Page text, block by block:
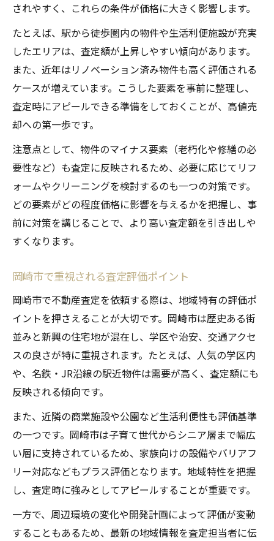
されやすく、これらの条件が価格に大きく影響します。
たとえば、駅から徒歩圏内の物件や生活利便施設が充実
したエリアは、査定額が上昇しやすい傾向があります。
また、近年はリノベーション済み物件も高く評価される
ケースが増えています。こうした要素を事前に整理し、
査定時にアピールできる準備をしておくことが、高値売
却への第一歩です。
注意点として、物件のマイナス要素（老朽化や修繕の必
要性など）も査定に反映されるため、必要に応じてリフ
ォームやクリーニングを検討するのも一つの対策です。
どの要素がどの程度価格に影響を与えるかを把握し、事
前に対策を講じることで、より高い査定額を引き出しや
すくなります。
岡崎市で重視される査定評価ポイント
岡崎市で不動産査定を依頼する際は、地域特有の評価ポ
イントを押さえることが大切です。岡崎市は歴史ある街
並みと新興の住宅地が混在し、学区や治安、交通アクセ
スの良さが特に重視されます。たとえば、人気の学区内
や、名鉄・JR沿線の駅近物件は需要が高く、査定額にも
反映される傾向です。
また、近隣の商業施設や公園など生活利便性も評価基準
の一つです。岡崎市は子育て世代からシニア層まで幅広
い層に支持されているため、家族向けの設備やバリアフ
リー対応などもプラス評価となります。地域特性を把握
し、査定時に強みとしてアピールすることが重要です。
一方で、周辺環境の変化や開発計画によって評価が変動
することもあるため、最新の地域情報を査定担当者に伝